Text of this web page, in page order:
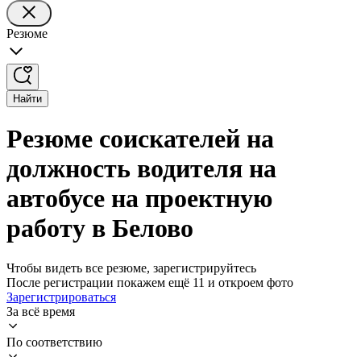
Резюме
Найти
Резюме соискателей на
должность водителя на
автобусе на проектную
работу в Белово
Чтобы видеть все резюме, зарегистрируйтесь
После регистрации покажем ещё 11 и откроем фото
Зарегистрироваться
За всё время
По соответствию